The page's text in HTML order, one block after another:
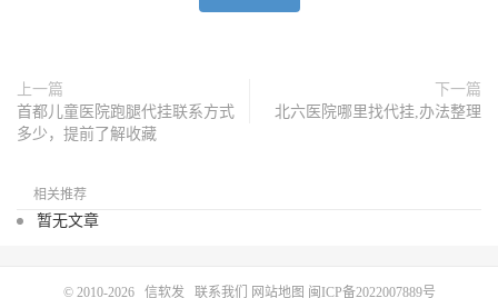
上一篇
首都儿童医院跑腿代挂联系方式
多少，提前了解收藏
下一篇
北六医院哪里找代挂,办法整理
相关推荐
暂无文章
© 2010-2026 信软发 联系我们 网站地图 闽ICP备2022007889号